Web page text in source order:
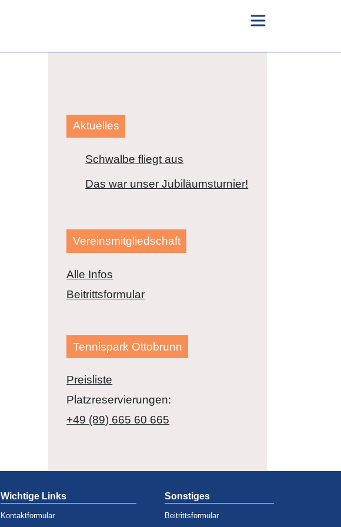
Aktuelles
Schwalbe fliegt aus
Das war unser Jubiläumsturnier!
Vereinsmitgliedschaft
Alle Infos
Beitrittsformular
Tennispark Ottobrunn
Preisliste
Platzreservierungen:
+49 (89) 665 60 665
Wichtige Links
Kontaktformular
Sonstiges
Beitrittsformular